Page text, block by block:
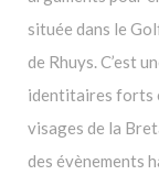
située dans le
de Rhuys. C’est
identitaires forts
visages de la
des évènements